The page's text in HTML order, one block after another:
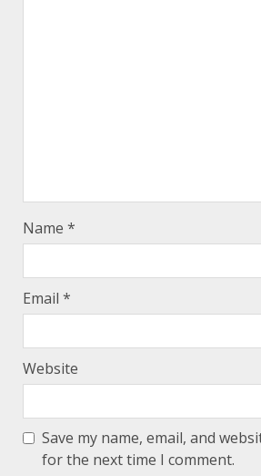
Name *
Email *
Website
Save my name, email, and
for the next time I comment.